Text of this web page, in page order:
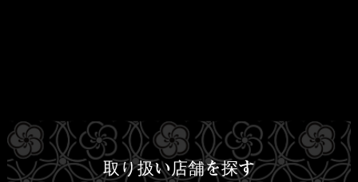
取り扱い店舗を探す